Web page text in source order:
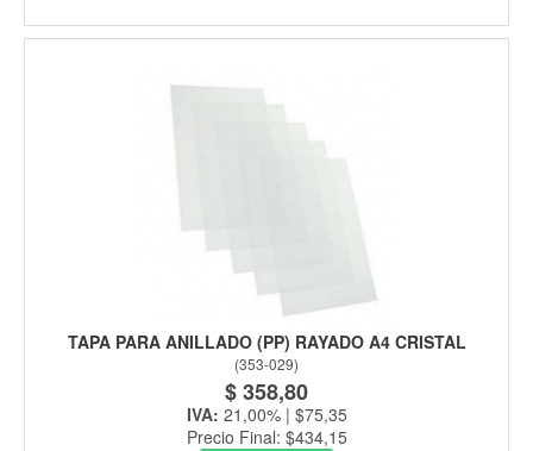
TAPA PARA ANILLADO (PP) RAYADO A4 CRISTAL
(353-029)
$ 358,80
IVA: 21,00% | $75,35
Precio Final: $434,15